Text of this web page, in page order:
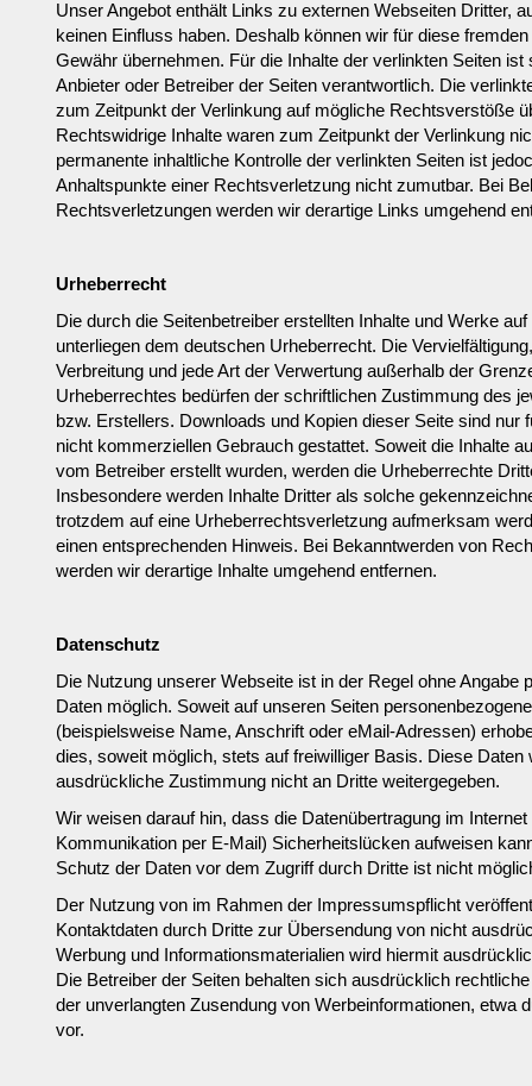
Unser Angebot enthält Links zu externen Webseiten Dritter,
keinen Einfluss haben. Deshalb können wir für diese
Gewähr übernehmen. Für die Inhalte der verlinkten Seiten ist
Anbieter oder Betreiber der Seiten verantwortlich. Die
zum Zeitpunkt der Verlinkung auf mögliche Rechtsverstöße
Rechtswidrige Inhalte waren zum Zeitpunkt der Verlinkung
permanente inhaltliche Kontrolle der verlinkten Seiten ist
Anhaltspunkte einer Rechtsverletzung nicht zumutbar. Bei
Rechtsverletzungen werden wir derartige Links umgehend
Urheberrecht
Die durch die Seitenbetreiber erstellten Inhalte und Werke
unterliegen dem deutschen Urheberrecht. Die
Verbreitung und jede Art der Verwertung außerhalb der
Urheberrechtes bedürfen der schriftlichen Zustimmung des
bzw. Erstellers. Downloads und Kopien dieser Seite sind nur
nicht kommerziellen Gebrauch gestattet. Soweit die Inhalte
vom Betreiber erstellt wurden, werden die Urheberrechte
Insbesondere werden Inhalte Dritter als solche
trotzdem auf eine Urheberrechtsverletzung aufmerksam
einen entsprechenden Hinweis. Bei Bekanntwerden von
werden wir derartige Inhalte umgehend entfernen.
Datenschutz
Die Nutzung unserer Webseite ist in der Regel ohne Angabe
Daten möglich. Soweit auf unseren Seiten
(beispielsweise Name, Anschrift oder eMail-Adressen)
dies, soweit möglich, stets auf freiwilliger Basis. Diese Daten
ausdrückliche Zustimmung nicht an Dritte weitergegeben.
Wir weisen darauf hin, dass die Datenübertragung im
Kommunikation per E-Mail) Sicherheitslücken aufweisen
Schutz der Daten vor dem Zugriff durch Dritte ist nicht
Der Nutzung von im Rahmen der Impressumspflicht
Kontaktdaten durch Dritte zur Übersendung von nicht
Werbung und Informationsmaterialien wird hiermit
Die Betreiber der Seiten behalten sich ausdrücklich
der unverlangten Zusendung von Werbeinformationen, etwa
vor.